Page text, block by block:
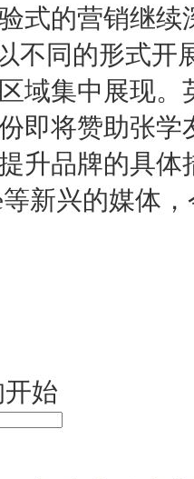
式的营销继续
不同的形式
域集中展现。
即将赞助张
升品牌的具体
新兴的媒体
开始